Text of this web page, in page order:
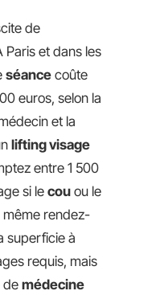
de
Paris et dans les
séance coûte
euros, selon la
et la
lifting visage
entre 1 500
si lecou ou le
même rendez-
superficie à
requis, mais
demédecine